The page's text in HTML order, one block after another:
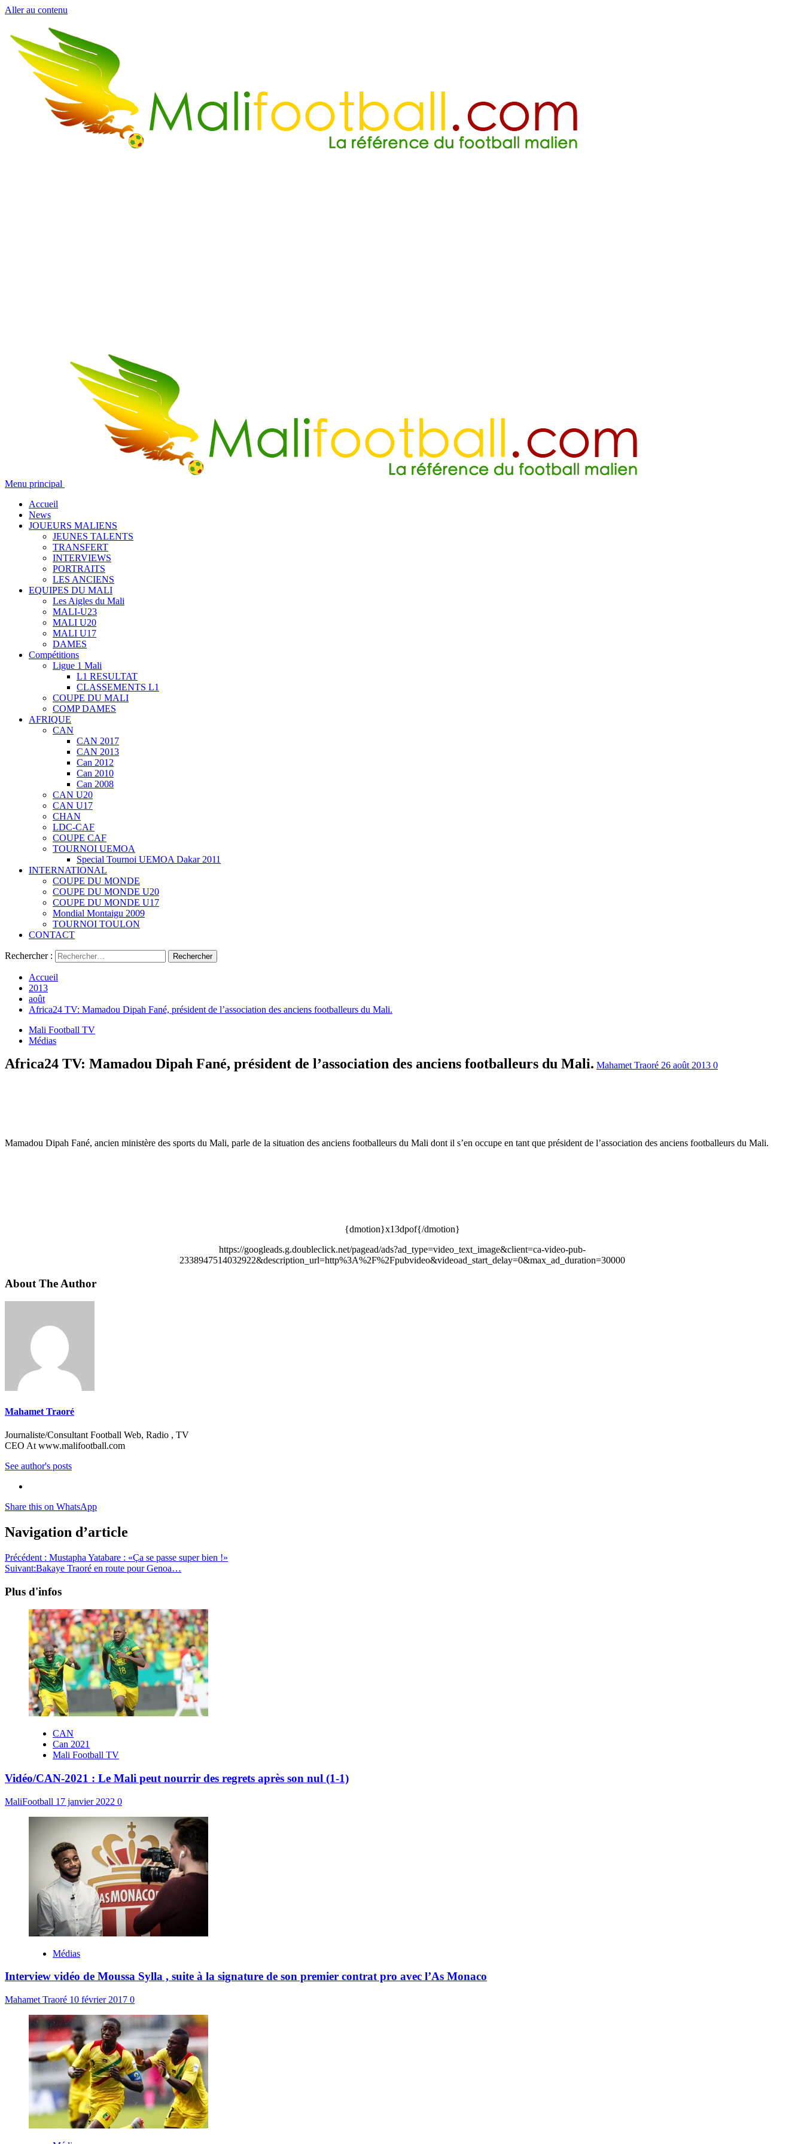
Aller au contenu
Menu principal
Accueil
News
JOUEURS MALIENS
JEUNES TALENTS
TRANSFERT
INTERVIEWS
PORTRAITS
LES ANCIENS
EQUIPES DU MALI
Les Aigles du Mali
MALI-U23
MALI U20
MALI U17
DAMES
Compétitions
Ligue 1 Mali
L1 RESULTAT
CLASSEMENTS L1
COUPE DU MALI
COMP DAMES
AFRIQUE
CAN
CAN 2017
CAN 2013
Can 2012
Can 2010
Can 2008
CAN U20
CAN U17
CHAN
LDC-CAF
COUPE CAF
TOURNOI UEMOA
Special Tournoi UEMOA Dakar 2011
INTERNATIONAL
COUPE DU MONDE
COUPE DU MONDE U20
COUPE DU MONDE U17
Mondial Montaigu 2009
TOURNOI TOULON
CONTACT
Rechercher :
Accueil
2013
août
Africa24 TV: Mamadou Dipah Fané, président de l’association des anciens footballeurs du Mali.
Mali Football TV
Médias
Africa24 TV: Mamadou Dipah Fané, président de l’association des anciens footballeurs du Mali. Mahamet Traoré 26 août 2013 0
Mamadou Dipah Fané, ancien ministère des sports du Mali, parle de la situation des anciens footballeurs du Mali dont il s’en occupe en tant que président de l’association des anciens footballeurs du Mali.
{dmotion}x13dpof{/dmotion}
https://googleads.g.doubleclick.net/pagead/ads?ad_type=video_text_image&client=ca-video-pub-
2338947514032922&description_url=http%3A%2F%2Fpubvideo&videoad_start_delay=0&max_ad_duration=30000
About The Author
Mahamet Traoré
Journaliste/Consultant Football Web, Radio , TV
CEO At www.malifootball.com
See author's posts
Share this on WhatsApp
Navigation d’article
Précédent : Mustapha Yatabare : «Ça se passe super bien !»
Suivant:Bakaye Traoré en route pour Genoa…
Plus d'infos
CAN
Can 2021
Mali Football TV
Vidéo/CAN-2021 : Le Mali peut nourrir des regrets après son nul (1-1)
MaliFootball 17 janvier 2022 0
Médias
Interview vidéo de Moussa Sylla , suite à la signature de son premier contrat pro avec l’As Monaco
Mahamet Traoré 10 février 2017 0